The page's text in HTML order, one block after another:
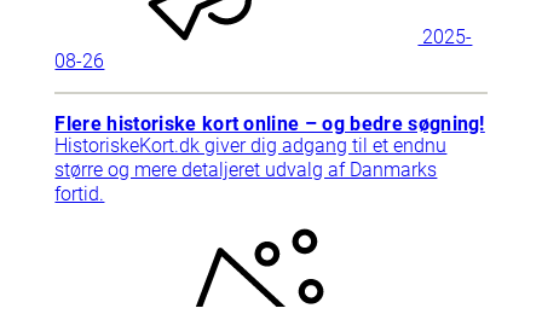
2025-
08-26
Flere historiske kort online – og bedre søgning!
HistoriskeKort.dk giver dig adgang til et endnu
større og mere detaljeret udvalg af Danmarks
fortid.